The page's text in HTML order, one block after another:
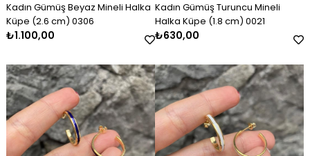
Kadın Gümüş Beyaz Mineli Halka
Küpe (2.6 cm) 0306
₺1.100,00
Kadın Gümüş Turuncu Mineli
Halka Küpe (1.8 cm) 0021
₺630,00